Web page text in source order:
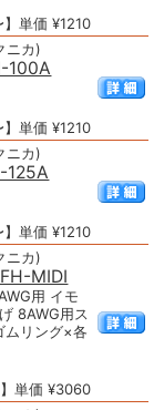
】単価 ¥1210
ニカ)
100A
】単価 ¥1210
ニカ)
125A
】単価 ¥1210
ニカ)
MIDI
用 イモ
8AWG用ス
ムリング×各
】単価 ¥3060